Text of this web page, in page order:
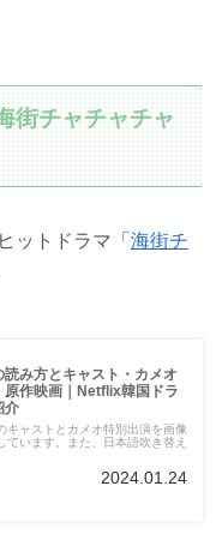
街チャチャチャ
ットドラマ「 海街チ
み方とキャスト・カメオ
原作映画｜Netflix韓国ドラ
介
キャストとカメオ特別出演を画像
ています。また、日本語吹き替え
2024.01.24